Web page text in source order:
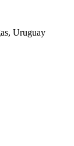
Uruguay